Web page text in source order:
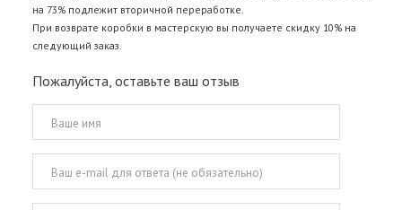
на 73% подлежит вторичной переработке.
При возврате коробки в мастерскую вы получаете скидку 10% на
следующий заказ.
Пожалуйста, оставьте ваш отзыв